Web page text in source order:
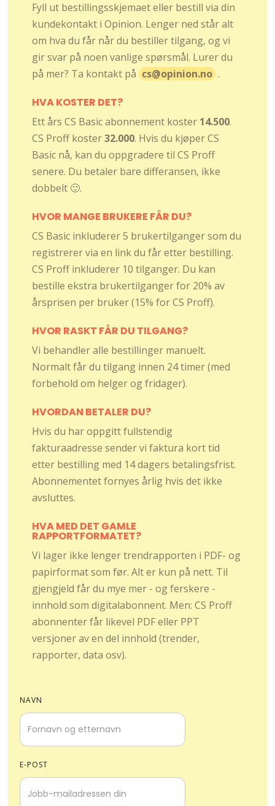
Fyll ut bestillingsskjemaet eller bestill via din
kundekontakt i Opinion. Lenger ned står alt
om hva du får når du bestiller tilgang, og vi
gir svar på noen vanlige spørsmål. Lurer du
på mer? Ta kontakt på cs@opinion.no .
HVA KOSTER DET?
Ett års CS Basic abonnement koster 14.500.
CS Proff koster32.000. Hvis du kjøper CS
Basic nå, kan du oppgradere til CS Proff
senere. Du betaler bare differansen, ikke
dobbelt 🙂.
HVOR MANGE BRUKERE FÅR DU?
CS Basic inkluderer 5 brukertilganger som du
registrerer via en link du får etter bestilling.
CS Proff inkluderer 10 tilganger. Du kan
bestille ekstra brukertilganger for 20% av
årsprisen per bruker (15% for CS Proff).
HVOR RASKT FÅR DU TILGANG?
Vi behandler alle bestillinger manuelt.
Normalt får du tilgang innen 24 timer (med
forbehold om helger og fridager).
HVORDAN BETALER DU?
Hvis du har oppgitt fullstendig
fakturaadresse sender vi faktura kort tid
etter bestilling med 14 dagers betalingsfrist.
Abonnementet fornyes årlig hvis det ikke
avsluttes.
HVA MED DET GAMLE
RAPPORTFORMATET?
Vi lager ikke lenger trendrapporten i PDF- og
papirformat som før. Alt er kun på nett. Til
gjengjeld får du mye mer - og ferskere -
innhold som digitalabonnent. Men: CS Proff
abonnenter får likevel PDF eller PPT
versjoner av en del innhold (trender,
rapporter, data osv).
NAVN
E-POST